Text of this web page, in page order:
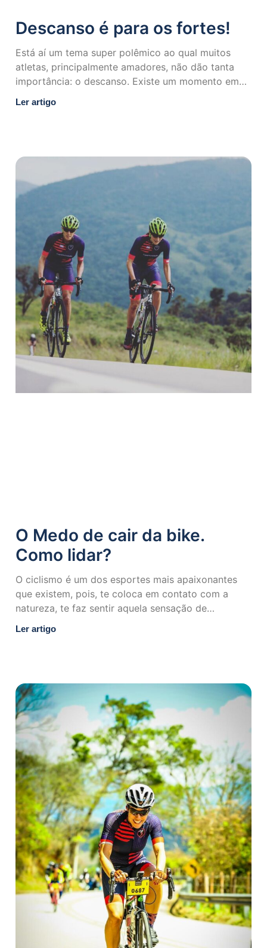
Descanso é para os fortes!
Está aí um tema super polêmico ao qual muitos
atletas, principalmente amadores, não dão tanta
importância: o descanso. Existe um momento em
Ler artigo
O Medo de cair da bike.
Como lidar?
O ciclismo é um dos esportes mais apaixonantes
que existem, pois, te coloca em contato com a
natureza, te faz sentir aquela sensação de
Ler artigo